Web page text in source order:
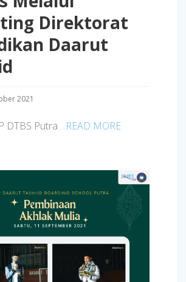
Direktorat
Daarut
2021
DTBS Putra ...READ MORE